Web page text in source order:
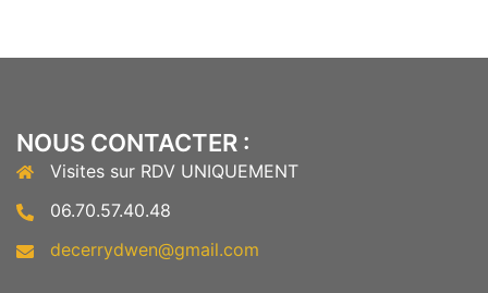
NOUS CONTACTER :
Visites sur RDV UNIQUEMENT
06.70.57.40.48
decerrydwen@gmail.com